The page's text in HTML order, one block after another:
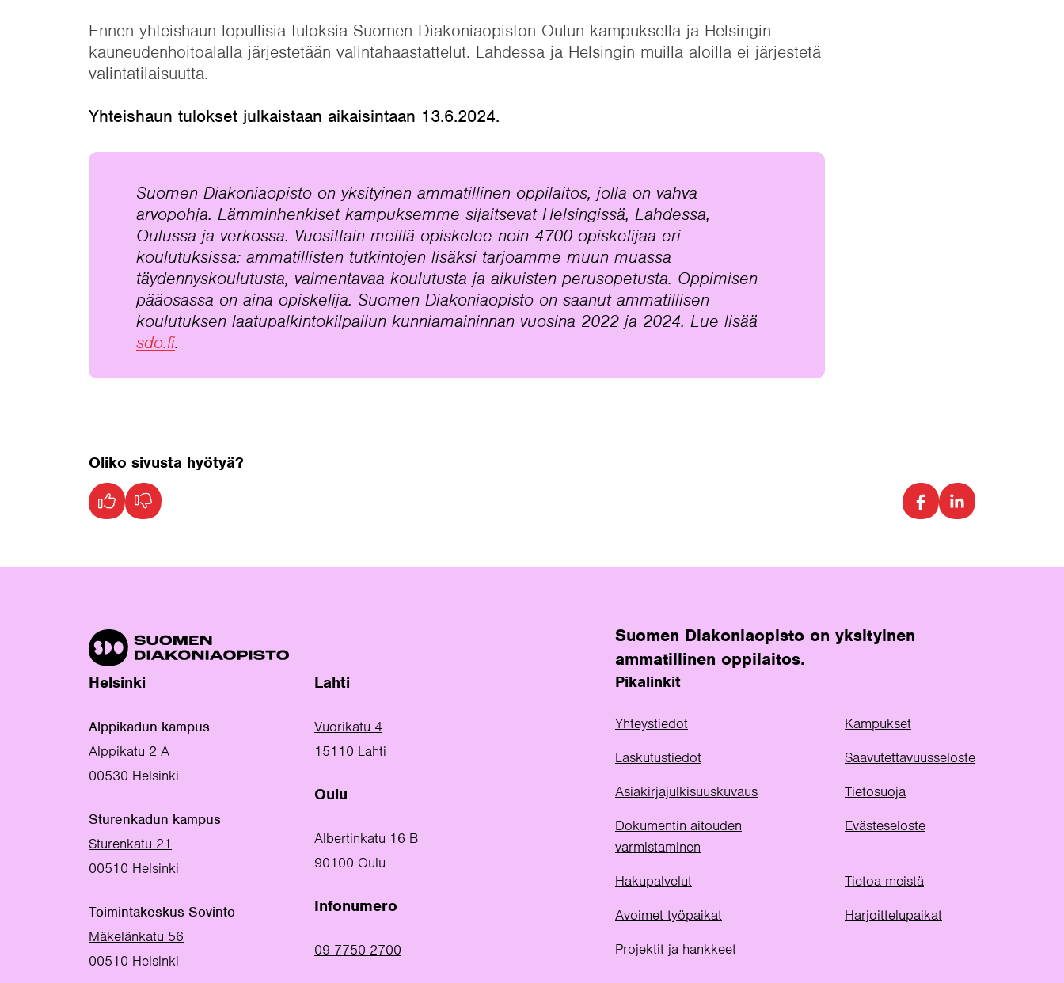
Ennen yhteishaun lopullisia tuloksia Suomen Diakoniaopiston Oulun kampuksella ja Helsingin
kauneudenhoitoalalla järjestetään valintahaastattelut. Lahdessa ja Helsingin muilla aloilla ei järjestetä
valintatilaisuutta.
Yhteishaun tulokset julkaistaan aikaisintaan 13.6.2024.
Suomen Diakoniaopisto on yksityinen ammatillinen oppilaitos, jolla on vahva
arvopohja. Lämminhenkiset kampuksemme sijaitsevat Helsingissä, Lahdessa,
Oulussa ja verkossa. Vuosittain meillä opiskelee noin 4700 opiskelijaa eri
koulutuksissa: ammatillisten tutkintojen lisäksi tarjoamme muun muassa
täydennyskoulutusta, valmentavaa koulutusta ja aikuisten perusopetusta. Oppimisen
pääosassa on aina opiskelija. Suomen Diakoniaopisto on saanut ammatillisen
koulutuksen laatupalkintokilpailun kunniamaininnan vuosina 2022 ja 2024. Lue lisää
sdo.fi.
Oliko sivusta hyötyä?
Suomen Diakoniaopisto on yksityinen
ammatillinen oppilaitos.
Helsinki
Alppikadun kampus
Alppikatu 2 A
00530 Helsinki
Sturenkadun kampus
Sturenkatu 21
00510 Helsinki
Toimintakeskus Sovinto
Mäkelänkatu 56
00510 Helsinki
Lahti
Vuorikatu 4
15110 Lahti
Oulu
Albertinkatu 16 B
90100 Oulu
Infonumero
09 7750 2700
Pikalinkit
Yhteystiedot
Kampukset
Laskutustiedot
Saavutettavuusseloste
Asiakirjajulkisuuskuvaus
Tietosuoja
Dokumentin aitouden
varmistaminen
Evästeseloste
Hakupalvelut
Tietoa meistä
Avoimet työpaikat
Harjoittelupaikat
Projektit ja hankkeet